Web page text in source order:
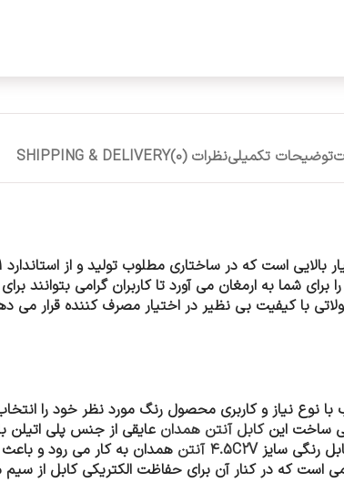
توضیحات تکمیلینظرات (0) SHIPPING & DELIVERY
به ارمغان می آورد تا کاربران گرامی بتوانند
با کیفیت بی نظیر در اختیار مصرف کننده قرار می
نیاز و کاربری محصول رنگ مورد نظر خود را انتخاب
ساخت اینکابل آنتن همدان
رنگی سایز۴.5C2V آنتن همدان به کار می رود و
خارجی ۶.۵ میلی متر ساخته می شود. این محصول دارای آمپداتس ۷۵ اهمی است که در